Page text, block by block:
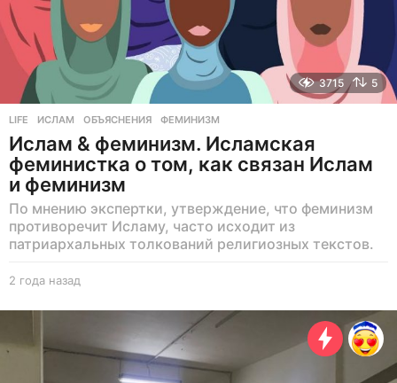
3715 5
LIFE ИСЛАМ ,ОБЪЯСНЕНИЯ ,ФЕМИНИЗМ
Ислам & феминизм. Исламская
феминистка о том, как связан Ислам
и феминизм
По мнению экспертки, утверждение, что феминизм
противоречит Исламу, часто исходит из
патриархальных толкований религиозных текстов.
2 года назад
о